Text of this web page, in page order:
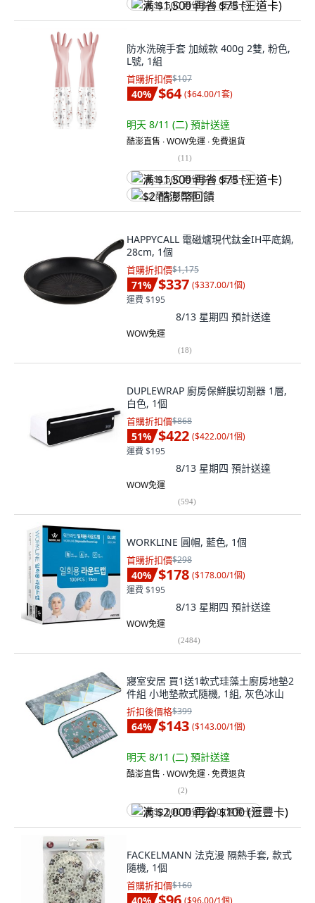
满 $1,500 再省 $75 (王道卡)
防水洗碗手套 加絨款 400g 2雙, 粉色,
L號, 1組
首購折扣價$107
40% $64 ($64.00/1套)
明天 8/11 (二) 預計送達
酷澎直售 ∙ WOW免運 ∙ 免費退貨
(11)
满 $1,500 再省 $75 (王道卡)
$2 酷澎幣回饋
HAPPYCALL 電磁爐現代鈦金IH平底鍋,
28cm, 1個
首購折扣價$1,175
71% $337 ($337.00/1個)
運費 $195
8/13 星期四 預計送達
WOW免運
(18)
DUPLEWRAP 廚房保鮮膜切割器 1層,
白色, 1個
首購折扣價$868
51% $422 ($422.00/1個)
運費 $195
8/13 星期四 預計送達
WOW免運
(594)
WORKLINE 圓帽, 藍色, 1個
首購折扣價$298
40% $178 ($178.00/1個)
運費 $195
8/13 星期四 預計送達
WOW免運
(2484)
寢室安居 買1送1軟式珪藻土廚房地墊2
件組 小地墊款式隨機, 1組, 灰色冰山
折扣後價格$399
64% $143 ($143.00/1個)
明天 8/11 (二) 預計送達
酷澎直售 ∙ WOW免運 ∙ 免費退貨
(2)
满 $2,000 再省 $100 (滙豐卡)
FACKELMANN 法克漫 隔熱手套, 款式
隨機, 1個
首購折扣價$160
($96.00/1個)